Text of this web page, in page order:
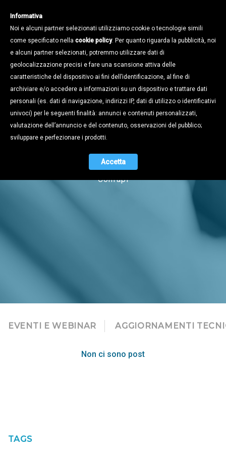
Notizie
Naviga tra i contenuti dell'universo
Confapi
EVENTI E WEBINAR AGGIORNAMENTI
Non ci sono post
TAGS
Informativa
Noi e alcuni partner selezionati utilizziamo cookie o tecnologie simili
come specificato nella cookie policy. Per quanto riguarda la pubblicità, noi
e alcuni partner selezionati, potremmo utilizzare dati di
geolocalizzazione precisi e fare una scansione attiva delle
caratteristiche del dispositivo ai fini dell’identificazione, al fine di
archiviare e/o accedere a informazioni su un dispositivo e trattare dati
personali (es. dati di navigazione, indirizzi IP, dati di utilizzo o identificativi
univoci) per le seguenti finalità: annunci e contenuti personalizzati,
valutazione dell’annuncio e del contenuto, osservazioni del pubblico;
sviluppare e perfezionare i prodotti.
Accetta